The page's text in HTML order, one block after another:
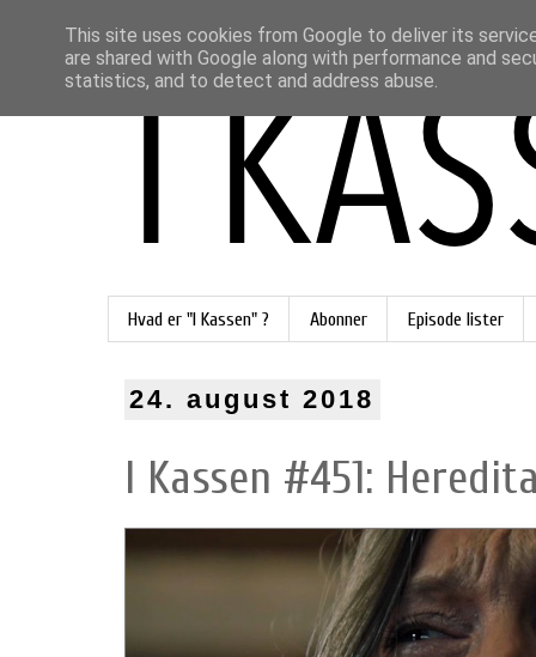
Hvad er "I Kassen" ? Abonner Episode lister
24. august 2018
I Kassen #451:
This site uses cookies from Google to deliver its
are shared with Google along with performance and
statistics, and to detect and address abuse.